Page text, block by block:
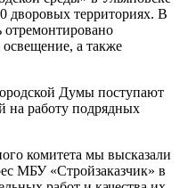
дворовых территориях. В
отремонтировано
а также
Думы поступают
на работу подрядных
комитета мы высказали
МБУ «Стройзаказчик» в